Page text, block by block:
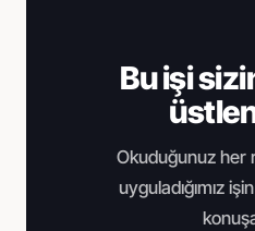
Bu işi
Okuduğunuz her
uyguladığımız